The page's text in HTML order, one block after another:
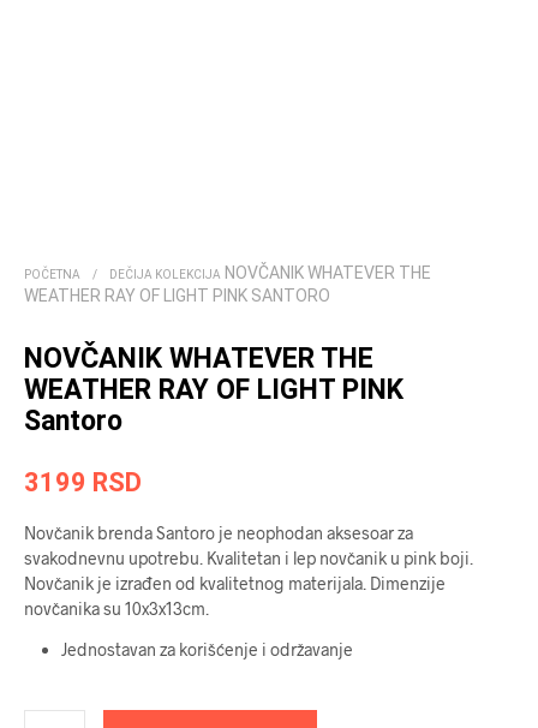
POČETNA / DEČIJA KOLEKCIJA NOVČANIK WHATEVER THE
WEATHER RAY OF LIGHT PINK SANTORO
NOVČANIK WHATEVER THE
WEATHER RAY OF LIGHT PINK
Santoro
3199 RSD
Novčanik brenda Santoro je neophodan aksesoar za
svakodnevnu upotrebu. Kvalitetan i lep novčanik u pink boji.
Novčanik je izrađen od kvalitetnog materijala. Dimenzije
novčanika su 10x3x13cm.
Jednostavan za korišćenje i održavanje